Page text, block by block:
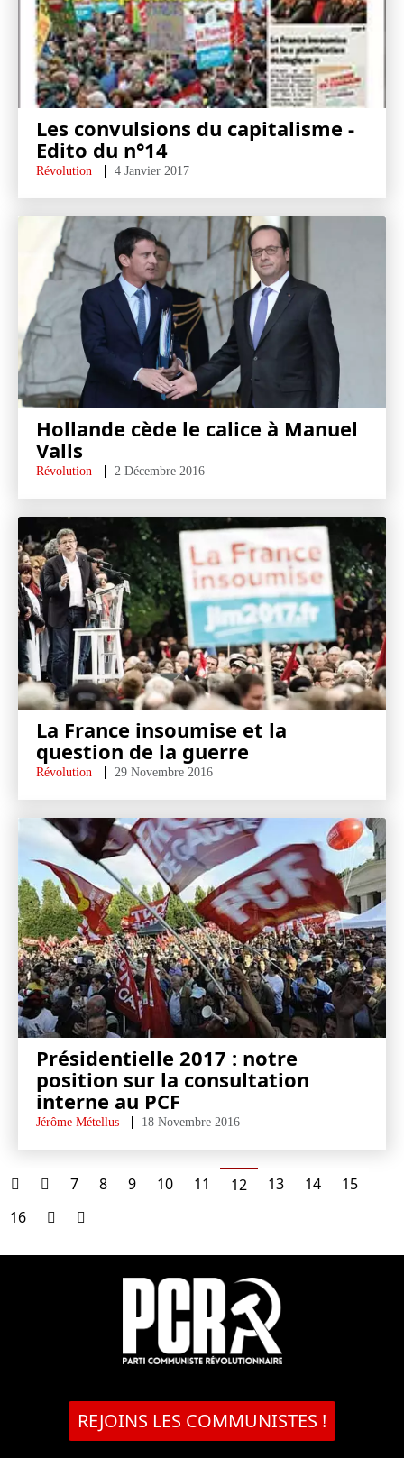
Les convulsions du capitalisme -
Edito du n°14
Révolution 4 Janvier 2017
Hollande cède le calice à Manuel
Valls
Révolution 2 Décembre 2016
La France insoumise et la
question de la guerre
Révolution 29 Novembre 2016
Présidentielle 2017 : notre
position sur la consultation
interne au PCF
Jérôme Métellus 18 Novembre 2016
7 8 9 10 11 12 13 14
15
16
REJOINS LES COMMUNISTES !